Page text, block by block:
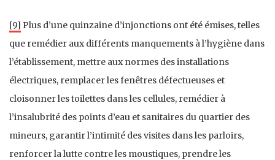
[9] Plus d’une quinzaine d’injonctions ont été émises, telles
que remédier aux différents manquements à l’hygiène dans
l’établissement, mettre aux normes des installations
électriques, remplacer les fenêtres défectueuses et
cloisonner les toilettes dans les cellules, remédier à
l’insalubrité des points d’eau et sanitaires du quartier des
mineurs, garantir l’intimité des visites dans les parloirs,
renforcer la lutte contre les moustiques, prendre les